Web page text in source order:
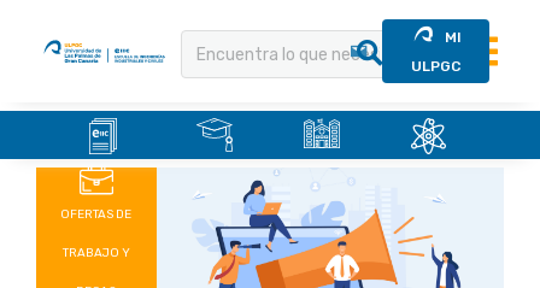
contenido
MI
ULPGC
OFERTAS DE
TRABAJO Y